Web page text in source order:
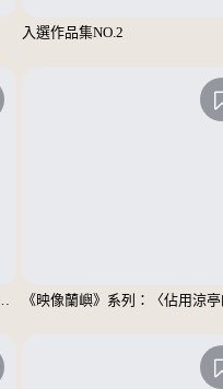
入選作品集NO.2
：〈好開心的阿嬤〉